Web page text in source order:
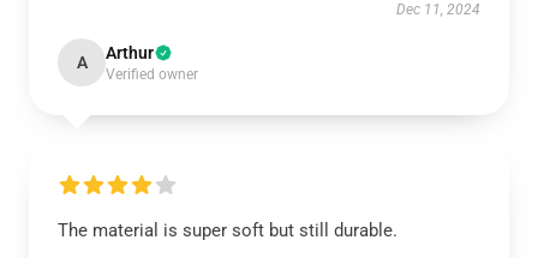
Dec 11, 2024
A Arthur
Verified owner
The material is super soft but still durable.